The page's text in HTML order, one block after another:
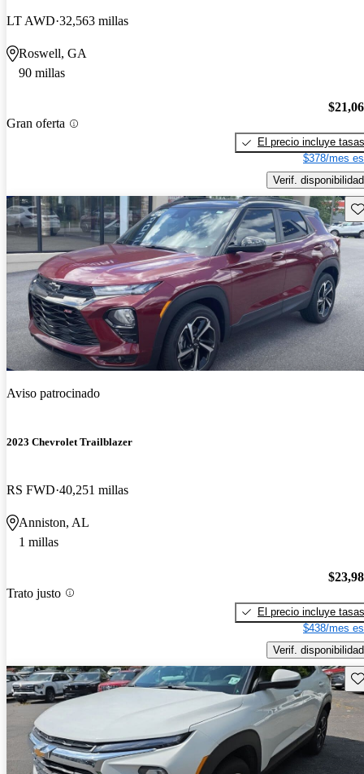
LT AWD 32,563 millas
Roswell, GA
90 millas
Gran oferta
El precio incluye tasas
$378/mes
Verif. disponibilidad
Aviso patrocinado
2023 Chevrolet Trailblazer
RS FWD 40,251 millas
Anniston, AL
1 millas
Trato justo
El precio incluye tasas
$438/mes
Verif. disponibilidad